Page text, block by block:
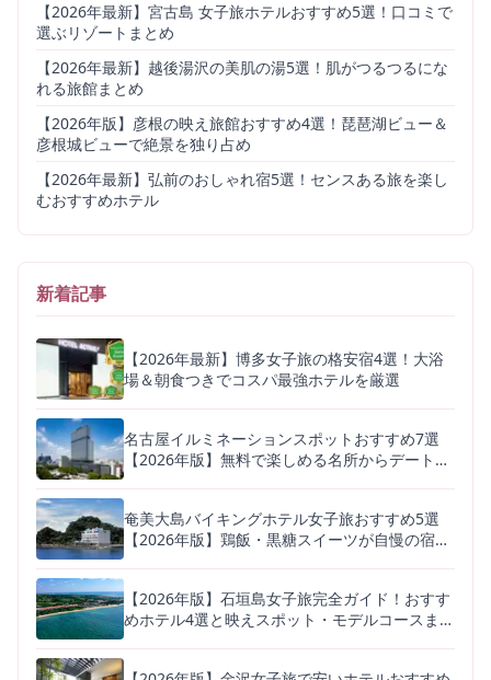
【2026年最新】宮古島 女子旅ホテルおすすめ5選！口コミで
選ぶリゾートまとめ
【2026年最新】越後湯沢の美肌の湯5選！肌がつるつるにな
れる旅館まとめ
【2026年版】彦根の映え旅館おすすめ4選！琵琶湖ビュー＆
彦根城ビューで絶景を独り占め
【2026年最新】弘前のおしゃれ宿5選！センスある旅を楽し
むおすすめホテル
新着記事
【2026年最新】博多女子旅の格安宿4選！大浴
場＆朝食つきでコスパ最強ホテルを厳選
名古屋イルミネーションスポットおすすめ7選
【2026年版】無料で楽しめる名所からデートに
奄美大島バイキングホテル女子旅おすすめ5選
【2026年版】鶏飯・黒糖スイーツが自慢の宿を
【2026年版】石垣島女子旅完全ガイド！おすす
めホテル4選と映えスポット・モデルコースまと